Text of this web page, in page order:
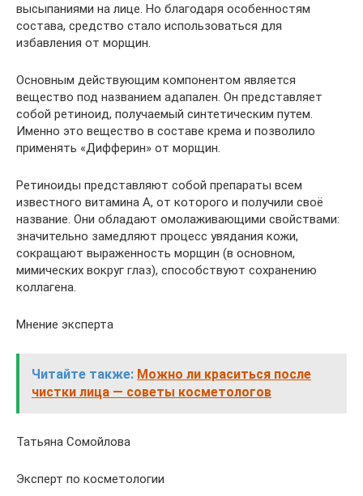
высыпаниями на лице. Но благодаря особенностям
состава, средство стало использоваться для
избавления от морщин.
Основным действующим компонентом является
вещество под названием адапален. Он представляет
собой ретиноид, получаемый синтетическим путем.
Именно это вещество в составе крема и позволило
применять «Дифферин» от морщин.
Ретиноиды представляют собой препараты всем
известного витамина А, от которого и получили своё
название. Они обладают омолаживающими свойствами:
значительно замедляют процесс увядания кожи,
сокращают выраженность морщин (в основном,
мимических вокруг глаз), способствуют сохранению
коллагена.
Мнение эксперта
Читайте также: Можно ли краситься после
чистки лица — советы косметологов
Татьяна Сомойлова
Эксперт по косметологии